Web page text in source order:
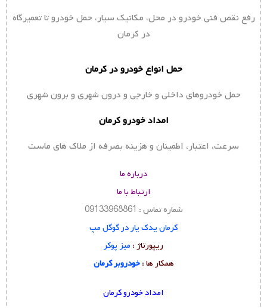
رفع نقص فنی خودرو در محل، مکانیک سیار، حمل خودرو تا تعمیرگاه
در کرمان
حمل انواع خودرو در کرمان
حمل خودروهای داخلی و خارجی و درون شهری و برون شهری
امداد خودرو کرمان
سرعت، اعتبار، اطمینان و هزینه بصرفه از ملاک های ماست
درباره ما
ارتباط با ما
شماره تماس : 09133968861
کرمان یدک یار در گوگل مپ
ریپورتاژ : میز پوکر
همکار ها :خودروبر کرمان
امداد خودرو کرمان